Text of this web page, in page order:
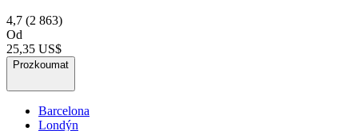
4,7 (2 863)
Od
25,35 US$
Prozkoumat
Barcelona
Londýn